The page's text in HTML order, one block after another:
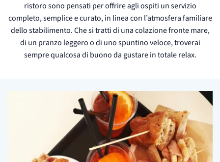
ristoro sono pensati per offrire agli ospiti un servizio
completo, semplice e curato, in linea con l’atmosfera familiare
dello stabilimento. Che si tratti di una colazione fronte mare,
di un pranzo leggero o di uno spuntino veloce, troverai
sempre qualcosa di buono da gustare in totale relax.